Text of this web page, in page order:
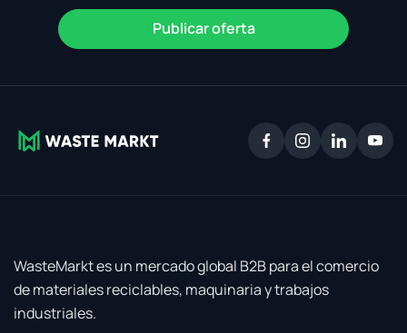
Publicar oferta
WasteMarkt es un mercado global B2B para el comercio
de materiales reciclables, maquinaria y trabajos
industriales.